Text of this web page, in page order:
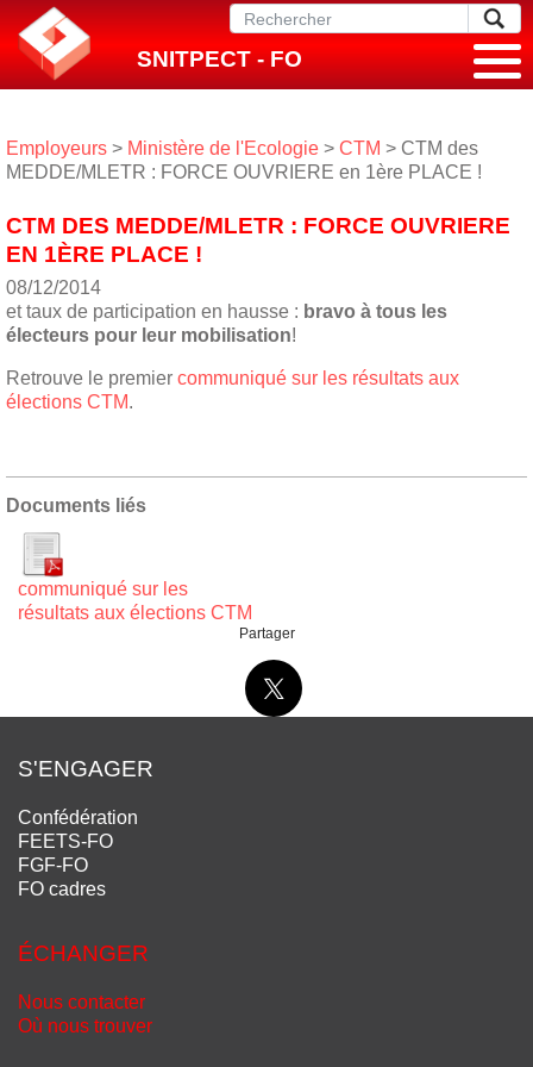
SNITPECT - FO
Employeurs > Ministère de l'Ecologie > CTM > CTM des
MEDDE/MLETR : FORCE OUVRIERE en 1ère PLACE !
CTM DES MEDDE/MLETR : FORCE OUVRIERE
EN 1ÈRE PLACE !
08/12/2014
et taux de participation en hausse : bravo à tous les
électeurs pour leur mobilisation!
Retrouve le premier communiqué sur les résultats aux
élections CTM.
Documents liés
communiqué sur les
résultats aux élections CTM
Partager
S'ENGAGER
Confédération
FEETS-FO
FGF-FO
FO cadres
ÉCHANGER
Nous contacter
Où nous trouver